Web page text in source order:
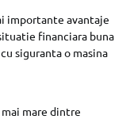
importante avantaje
financiara buna
siguranta o masina
mare dintre